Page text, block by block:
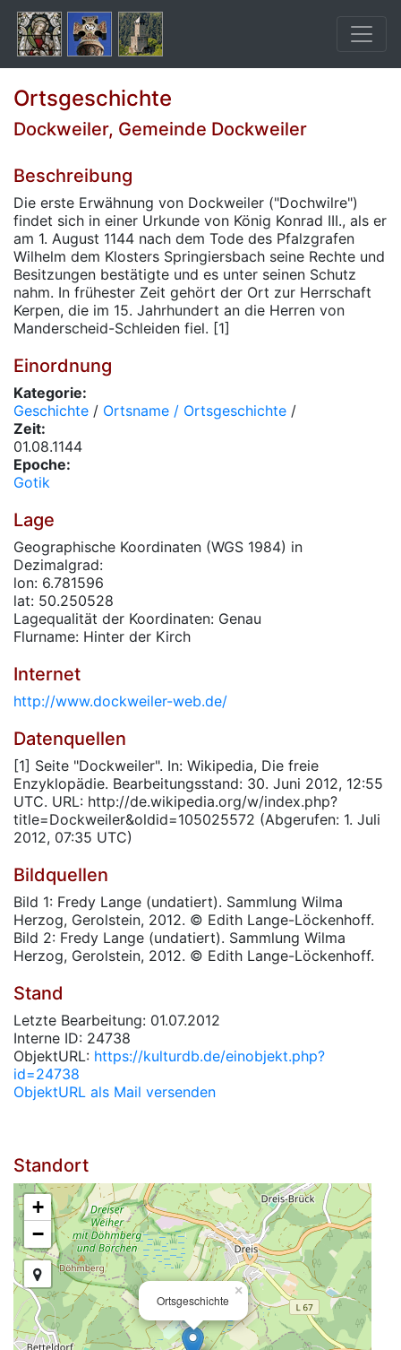
Ortsgeschichte
Dockweiler, Gemeinde Dockweiler
Beschreibung
Die erste Erwähnung von Dockweiler ("Dochwilre")
findet sich in einer Urkunde von König Konrad III., als er
am 1. August 1144 nach dem Tode des Pfalzgrafen
Wilhelm dem Klosters Springiersbach seine Rechte und
Besitzungen bestätigte und es unter seinen Schutz
nahm. In frühester Zeit gehört der Ort zur Herrschaft
Kerpen, die im 15. Jahrhundert an die Herren von
Manderscheid-Schleiden fiel. [1]
Einordnung
Kategorie:
Geschichte / Ortsname / Ortsgeschichte /
Zeit:
01.08.1144
Epoche:
Gotik
Lage
Geographische Koordinaten (WGS 1984) in
Dezimalgrad:
lon: 6.781596
lat: 50.250528
Lagequalität der Koordinaten: Genau
Flurname: Hinter der Kirch
Internet
http://www.dockweiler-web.de/
Datenquellen
[1] Seite "Dockweiler". In: Wikipedia, Die freie
Enzyklopädie. Bearbeitungsstand: 30. Juni 2012, 12:55
UTC. URL: http://de.wikipedia.org/w/index.php?
title=Dockweiler&oldid=105025572 (Abgerufen: 1. Juli
2012, 07:35 UTC)
Bildquellen
Bild 1: Fredy Lange (undatiert). Sammlung Wilma
Herzog, Gerolstein, 2012. © Edith Lange-Löckenhoff.
Bild 2: Fredy Lange (undatiert). Sammlung Wilma
Herzog, Gerolstein, 2012. © Edith Lange-Löckenhoff.
Stand
Letzte Bearbeitung: 01.07.2012
Interne ID: 24738
ObjektURL: https://kulturdb.de/einobjekt.php?
id=24738
ObjektURL als Mail versenden
Standort
Ortsgeschichte
×
+
−